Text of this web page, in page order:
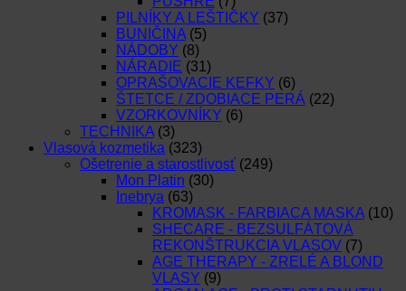
PILNÍKY A LEŠTIČKY (37)
BUNIČINA (5)
NÁDOBY (8)
NÁRADIE (31)
OPRAŠOVACIE KEFKY (6)
ŠTETCE / ZDOBIACE PERÁ (22)
VZORKOVNÍKY (6)
TECHNIKA (3)
Vlasová kozmetika (323)
Ošetrenie a starostlivosť (249)
Mon Platin (30)
Inebrya (63)
KROMASK - FARBIACA MASKA (10)
SHECARE - BEZSULFÁTOVÁ
REKONŠTRUKCIA VLASOV (7)
AGE THERAPY - ZRELÉ A BLOND
VLASY (9)